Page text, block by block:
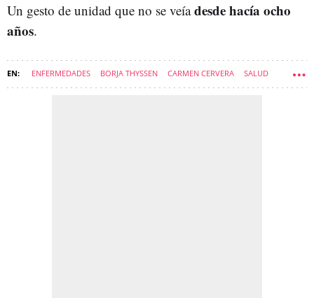
Un gesto de unidad que no se veíadesde hacía ocho
años.
ENFERMEDADES BORJA THYSSEN CARMEN CERVERA SALUD